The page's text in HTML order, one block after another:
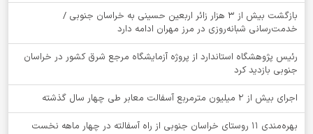
بازگشت بیش از ۳ هزار زائر اربعین حسینی به خراسان جنوبی /
خدمت‌رسانی شبانه‌روزی در مرز مهران ادامه دارد
رئیس پژوهشگاه استاندارد از پروژه آزمایشگاه مرجع شرق کشور در خراسان
جنوبی بازدید کرد
اجرای بیش از ۲ میلیون مترمربع آسفالت معابر طی چهار سال گذشته
بهره‌مندی ۱۱ روستای خراسان جنوبی از راه آسفالته در چهار ماهه نخست